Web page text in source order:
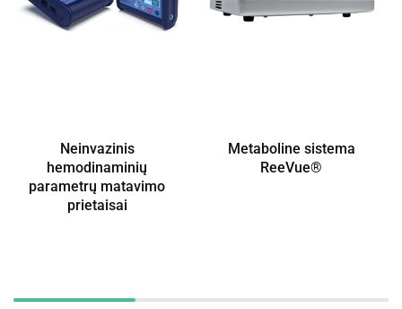
Neinvazinis
hemodinaminių
parametrų matavimo
prietaisai
Metaboline sistema
ReeVue®